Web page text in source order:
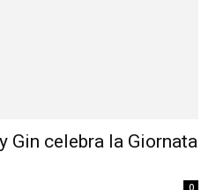
Gin celebra la Giornata
0